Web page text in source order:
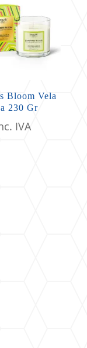
Bloom Vela
230 Gr
IVA